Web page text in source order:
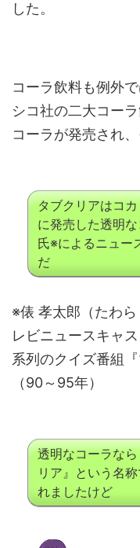
した。
コーラ飲料も例外
シコ社の二大コー
コーラが発売され
タブクリアはコ
に発売した透明
氏※によるニュー
だ
※俵 孝太郎（たわ
レビニュースキャ
系列のクイズ番組
（90～95年）
透明なコーラな
リア』という名
れましたけど